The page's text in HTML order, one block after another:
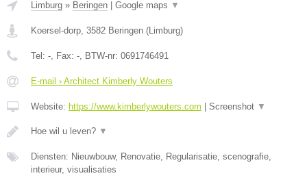
Limburg » Beringen Google maps ▼
Koersel-dorp, 3582 Beringen (Limburg)
Tel: -, Fax: -, BTW-nr: 0691746491
E-mail › Architect Kimberly Wouters
Website: https://www.kimberlywouters.com Screenshot ▼
Hoe wil u leven? ▼
Diensten: Nieuwbouw, Renovatie, Regularisatie, scenografie,
interieur, visualisaties